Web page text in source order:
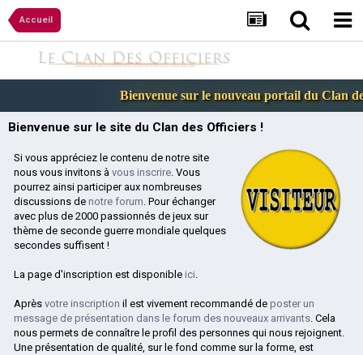
Accueil
Bienvenue sur le nouveau portail du Clan
Bienvenue sur le site du Clan des Officiers !
Si vous appréciez le contenu de notre site
nous vous invitons à vous inscrire. Vous
pourrez ainsi participer aux nombreuses
discussions de notre forum. Pour échanger
avec plus de 2000 passionnés de jeux sur
thème de seconde guerre mondiale quelques
secondes suffisent !
La page d'inscription est disponible ici.
Après votre inscription il est vivement recommandé de poster un
message de présentation dans le forum des nouveaux arrivants. Cela
nous permets de connaître le profil des personnes qui nous rejoignent.
Une présentation de qualité, sur le fond comme sur la forme, est